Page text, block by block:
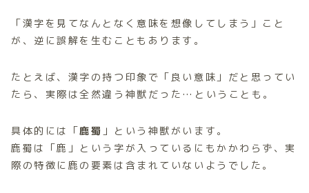
「漢字を見てなんとなく意味を想像してしまう」こと
が、逆に誤解を生むこともあります。
たとえば、漢字の持つ印象で「良い意味」だと思ってい
たら、実際は全然違う神獣だった…ということも。
具体的には「鹿蜀 」という神獣がいます。
鹿蜀は「鹿」という字が入っているにもかかわらず、実
際の特徴に鹿の要素は含まれていないようでした。